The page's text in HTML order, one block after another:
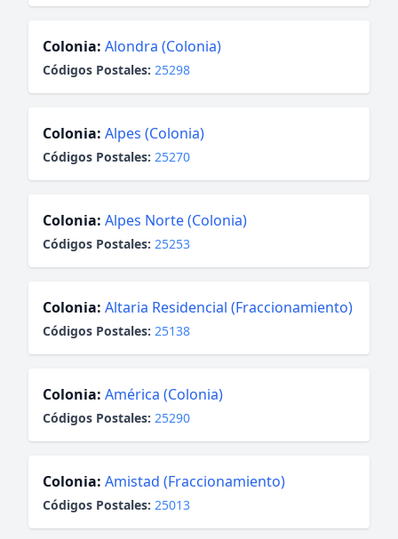
Colonia: Alondra (Colonia)
Códigos Postales: 25298
Colonia: Alpes (Colonia)
Códigos Postales: 25270
Colonia: Alpes Norte (Colonia)
Códigos Postales: 25253
Colonia: Altaria Residencial (Fraccionamiento)
Códigos Postales: 25138
Colonia: América (Colonia)
Códigos Postales: 25290
Colonia: Amistad (Fraccionamiento)
Códigos Postales: 25013